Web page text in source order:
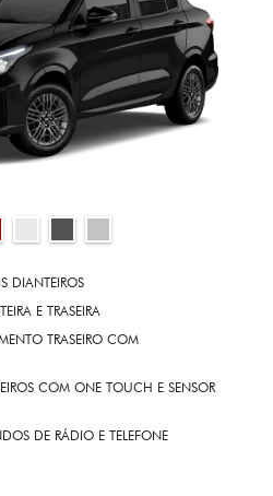
DIANTEIROS
E TRASEIRA
TRASEIRO COM
COM ONE TOUCH E SENSOR
DE RÁDIO E TELEFONE